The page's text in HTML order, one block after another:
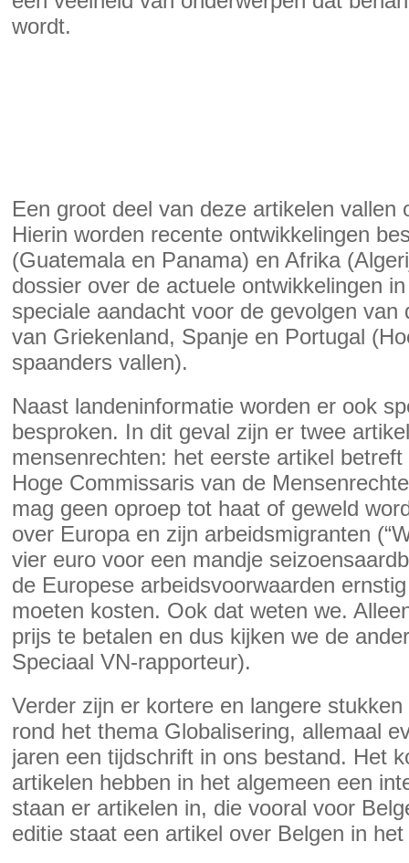
wordt.
Een groot deel van deze artikelen vallen
Hierin worden recente ontwikkelingen
(Guatemala en Panama) en Afrika
dossier over de actuele ontwikkelingen
speciale aandacht voor de gevolgen
van Griekenland, Spanje en Portugal
spaanders vallen).
Naast landeninformatie worden er ook
besproken. In dit geval zijn er twee
mensenrechten: het eerste artikel
Hoge Commissaris van de
mag geen oproep tot haat of geweld
over Europa en zijn arbeidsmigranten
vier euro voor een mandje
de Europese arbeidsvoorwaarden
moeten kosten. Ook dat weten we.
prijs te betalen en dus kijken we de
Speciaal VN-rapporteur).
Verder zijn er kortere en langere
rond het thema Globalisering, allemaal
jaren een tijdschrift in ons bestand. Het
artikelen hebben in het algemeen een
staan er artikelen in, die vooral voor
editie staat een artikel over Belgen in